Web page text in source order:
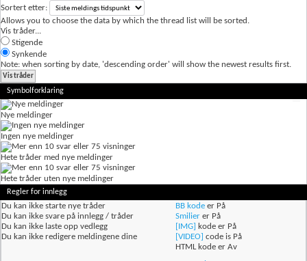
Sortert etter:
Allows you to choose the data by which the thread list will be sorted.
Vis tråder...
Stigende
Synkende
Note: when sorting by date, 'descending order' will show the newest results first.
Symbolforklaring
Nye meldinger
Ingen nye meldinger
Hete tråder med nye meldinger
Hete tråder uten nye meldinger
Regler for innlegg
Du kan ikke starte nye tråder
Du kan ikke svare på innlegg / tråder
Du kan ikke laste opp vedlegg
Du kan ikke redigere meldingene dine
BB kode er På
Smilier er På
[IMG] kode er På
[VIDEO] code is På
HTML kode erAv